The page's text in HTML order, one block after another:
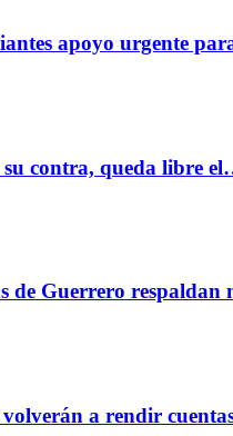
apoyo urgente
su contra, queda libre
de Guerrero
a rendir